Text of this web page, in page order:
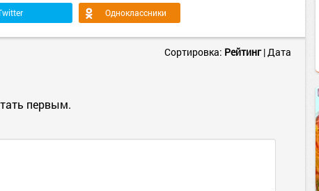
Одноклассники
Сортировка: Рейтинг|Дата
первым.